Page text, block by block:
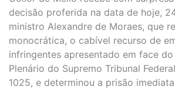
decisão proferida na data de hoje,
ministro Alexandre de Moraes, que
monocrática, o cabível recurso de
infringentes apresentado em face
Plenário do Supremo Tribunal
1025, e determinou a prisão